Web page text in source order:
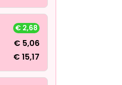
€ 2,68
€ 5,06
€ 15,17